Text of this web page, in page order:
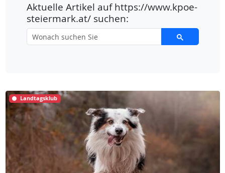
Aktuelle Artikel auf https://www.kpoe-
steiermark.at/ suchen:
Landtagsklub